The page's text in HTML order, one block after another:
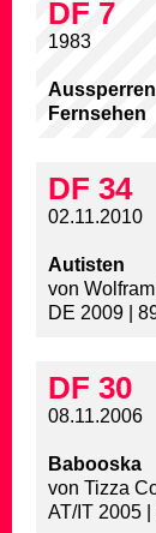
DF 7
1983
Fernsehen
DF 34
02.11.2010
Autisten
von
DE 2009 |
DF 30
08.11.2006
Babooska
von Tizza
AT/IT 2005 |